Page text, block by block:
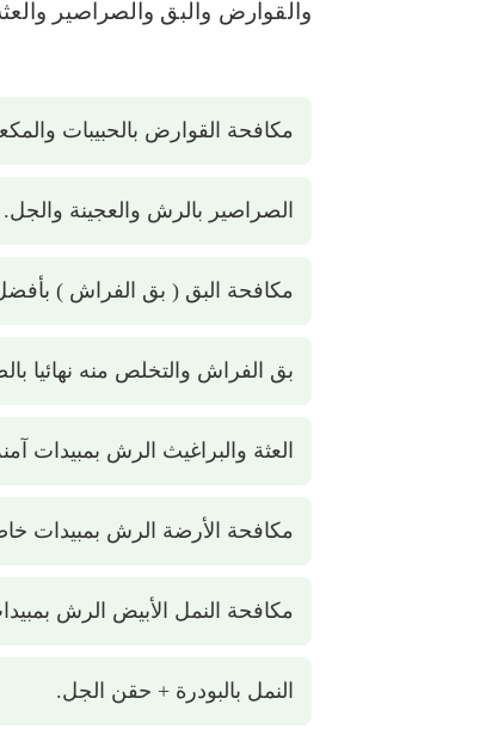
والقوارض والبق والصراصير
مكافحة القوارض بالحبيبات
الصراصير بالرش والعجينة والجل.
مكافحة البق ( بق الفراش ) بأفضل
بق الفراش والتخلص منه نهائيا
العثة والبراغيث الرش بمبيدات
مكافحة الأرضة الرش بمبيدات
مكافحة النمل الأبيض الرش
النمل بالبودرة + حقن الجل.